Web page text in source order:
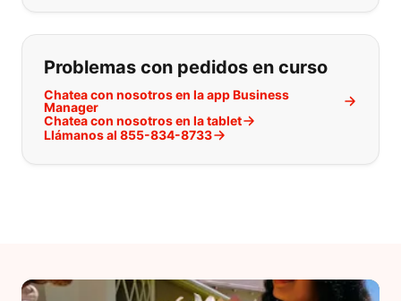
Problemas con pedidos en curso
Chatea con nosotros en la app Business
Manager
Chatea con nosotros en la tablet
Llámanos al 855-834-8733